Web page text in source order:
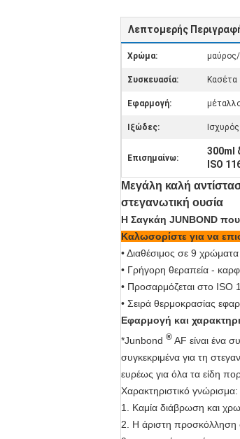
Λεπτομερής
Χρώμα:
Συσκευασία: Κασέτα
Εφαρμογή:
Ιξώδες: Ισχυρός
Επισημαίνω:
300ml
ISO
Μεγάλη καλή
στεγανωτική ουσία
Η Σαγκάη JUNBOND
Καλωσορίστε για να
• Διαθέσιμος σε 9
• Γρήγορη θεραπεία -
• Προσαρμόζεται στο ISO
• Σειρά θερμοκρασίας
Εφαρμογή και
*Junbond ® AF είναι ένα
συγκεκριμένα για τη
ευρέως για όλα τα είδη
Χαρακτηριστικό γνώρισμα:
1. Καμία διάβρωση και
2. Η άριστη προσκόλληση